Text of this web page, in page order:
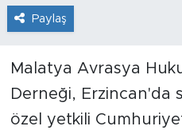
Paylaş
Malatya Avrasya
Derneği, Erzincan'da
özel yetkili Cumhuriyet
Teknoloji
İş İlanları
Dünya